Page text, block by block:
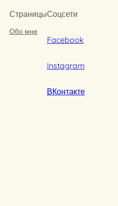
Страницы
Обо мне
Соцсети
Facebook
Instagram
ВКонтакте